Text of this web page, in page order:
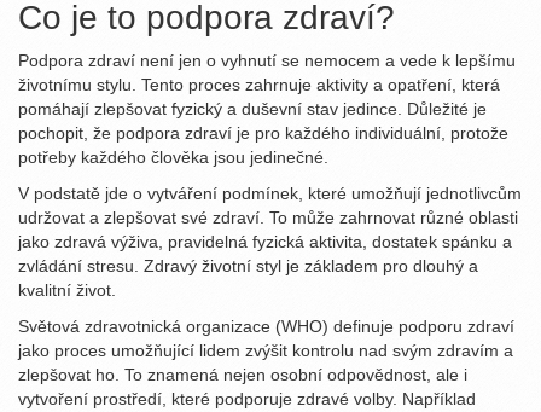
Co je to podpora zdraví?
Podpora zdraví není jen o vyhnutí se nemocem a vede k lepšímu
životnímu stylu. Tento proces zahrnuje aktivity a opatření, která
pomáhají zlepšovat fyzický a duševní stav jedince. Důležité je
pochopit, že podpora zdraví je pro každého individuální, protože
potřeby každého člověka jsou jedinečné.
V podstatě jde o vytváření podmínek, které umožňují jednotlivcům
udržovat a zlepšovat své zdraví. To může zahrnovat různé oblasti
jako zdravá výživa, pravidelná fyzická aktivita, dostatek spánku a
zvládání stresu. Zdravý životní styl je základem pro dlouhý a
kvalitní život.
Světová zdravotnická organizace (WHO) definuje podporu zdraví
jako proces umožňující lidem zvýšit kontrolu nad svým zdravím a
zlepšovat ho. To znamená nejen osobní odpovědnost, ale i
vytvoření prostředí, které podporuje zdravé volby. Například